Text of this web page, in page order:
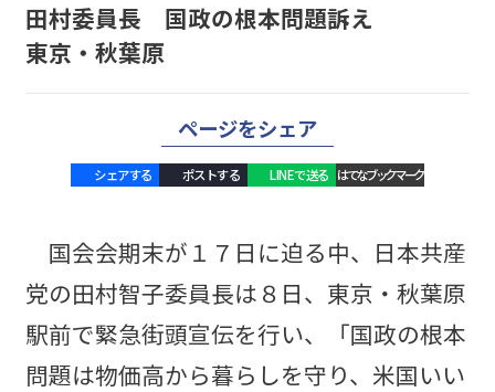
田村委員長 国政の根本問題訴え
東京・秋葉原
ページをシェア
シェアする ポストする LINEで送る はてなブックマーク
国会会期末が１７日に迫る中、日本共産
党の田村智子委員長は８日、東京・秋葉原
駅前で緊急街頭宣伝を行い、「国政の根本
問題は物価高から暮らしを守り、米国いい